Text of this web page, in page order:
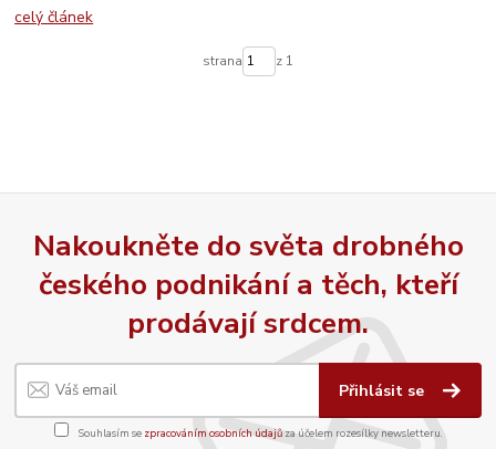
celý článek
strana z 1
Nakoukněte do světa drobného
českého podnikání a těch, kteří
prodávají srdcem.
Přihlásit se
Souhlasím se zpracováním osobních údajůza účelem rozesílky newsletteru.